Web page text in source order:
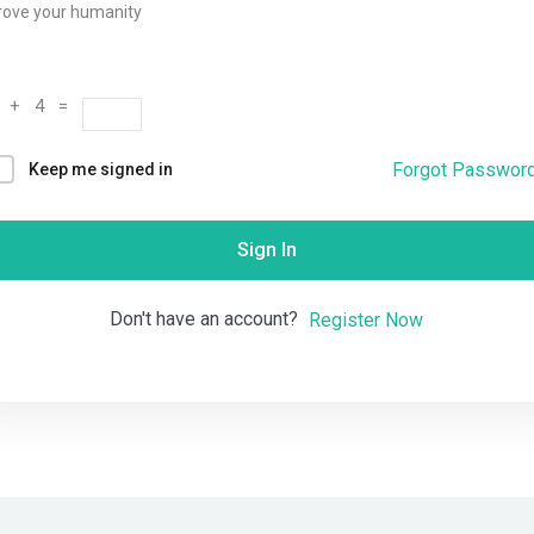
your humanity
+ 4 =
Keep me signed in Forgot
Sign In
Don't have an account? Register Now